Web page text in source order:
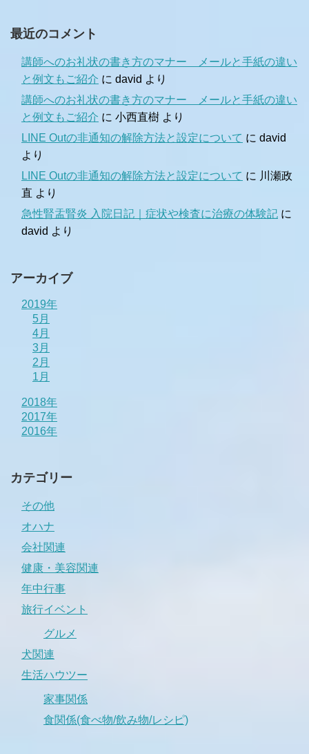
最近のコメント
講師へのお礼状の書き方のマナー メールと手紙の違い
と例文もご紹介 に david より
講師へのお礼状の書き方のマナー メールと手紙の違い
と例文もご紹介 に 小西直樹 より
LINE Outの非通知の解除方法と設定について に david
より
LINE Outの非通知の解除方法と設定について に 川瀬政
直 より
急性腎盂腎炎 入院日記｜症状や検査に治療の体験記 に
david より
アーカイブ
2019年
5月
4月
3月
2月
1月
2018年
2017年
2016年
カテゴリー
その他
オハナ
会社関連
健康・美容関連
年中行事
旅行イベント
グルメ
犬関連
生活ハウツー
家事関係
食関係(食べ物/飲み物/レシピ)